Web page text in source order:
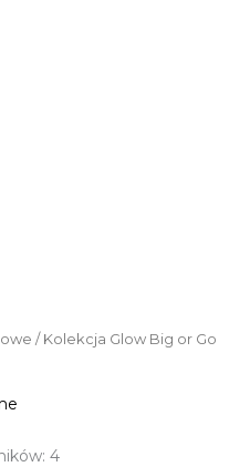
/ Kolekcja Glow Big or Go
4